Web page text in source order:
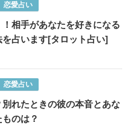
恋愛占い
相手があなたを好きになる
を占います[タロット占い]
恋愛占い
れたときの彼の本音とあな
のは？